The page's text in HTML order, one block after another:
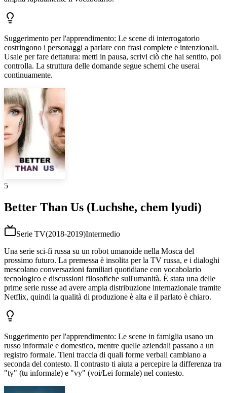
Suggerimento per l'apprendimento: Le scene di interrogatorio
costringono i personaggi a parlare con frasi complete e intenzionali.
Usale per fare dettatura: metti in pausa, scrivi ciò che hai sentito, poi
controlla. La struttura delle domande segue schemi che userai
continuamente.
5
Better Than Us (Luchshe, chem lyudi)
Serie TV(2018-2019)Intermedio
Una serie sci-fi russa su un robot umanoide nella Mosca del
prossimo futuro. La premessa è insolita per la TV russa, e i dialoghi
mescolano conversazioni familiari quotidiane con vocabolario
tecnologico e discussioni filosofiche sull'umanità. È stata una delle
prime serie russe ad avere ampia distribuzione internazionale tramite
Netflix, quindi la qualità di produzione è alta e il parlato è chiaro.
Suggerimento per l'apprendimento: Le scene in famiglia usano un
russo informale e domestico, mentre quelle aziendali passano a un
registro formale. Tieni traccia di quali forme verbali cambiano a
seconda del contesto. Il contrasto ti aiuta a percepire la differenza tra
"ty" (tu informale) e "vy" (voi/Lei formale) nel contesto.